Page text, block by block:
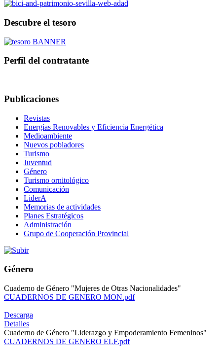
Descubre el tesoro
Perfil del contratante
Publicaciones
Revistas
Energías Renovables y Eficiencia Energética
Medioambiente
Nuevos pobladores
Turismo
Juventud
Género
Turismo ornitológico
Comunicación
LiderA
Memorias de actividades
Planes Estratégicos
Administración
Grupo de Cooperación Provincial
Género
Cuaderno de Género "Mujeres de Otras Nacionalidades"
CUADERNOS DE GENERO MON.pdf
Descarga
Detalles
Cuaderno de Género "Liderazgo y Empoderamiento Femeninos"
CUADERNOS DE GENERO ELF.pdf